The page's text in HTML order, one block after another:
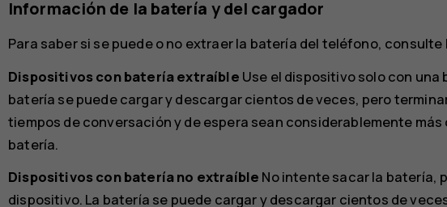
Información de la batería y del cargador
Para saber si se puede o no extraer la batería del teléfono, consulte
Dispositivos con batería extraíble Use el dispositivo solo con
batería se puede cargar y descargar cientos de veces, pero
tiempos de conversación y de espera sean considerablemente
batería.
Dispositivos con batería no extraíble No intente sacar la batería,
dispositivo. La batería se puede cargar y descargar cientos de